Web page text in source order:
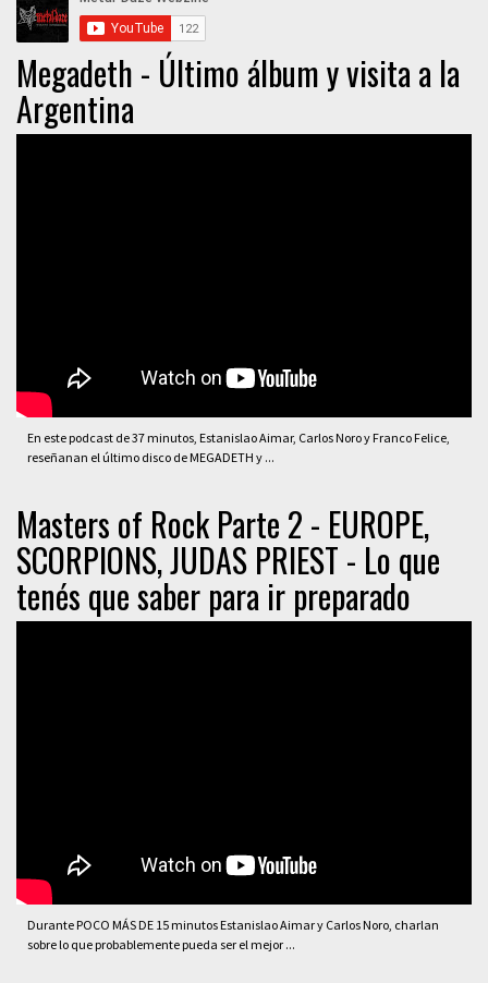
Megadeth - Último álbum y visita a la
Argentina
En este podcast de 37 minutos, Estanislao Aimar, Carlos Noro y Franco Felice,
reseñanan el último disco de MEGADETH y ...
Masters of Rock Parte 2 - EUROPE,
SCORPIONS, JUDAS PRIEST - Lo que
tenés que saber para ir preparado
Durante POCO MÁS DE 15 minutos Estanislao Aimar y Carlos Noro, charlan
sobre lo que probablemente pueda ser el mejor ...